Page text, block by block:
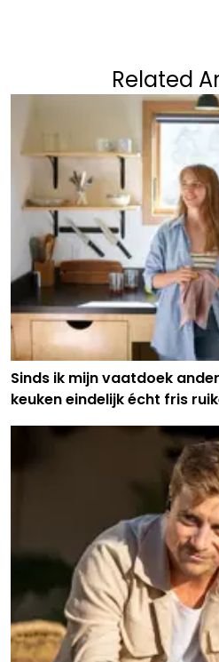
Related
Sinds ik mijn vaatdoek
keuken eindelijk écht fris